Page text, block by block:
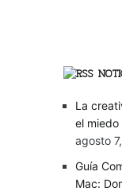
La
el
agosto
Guía
Mac: